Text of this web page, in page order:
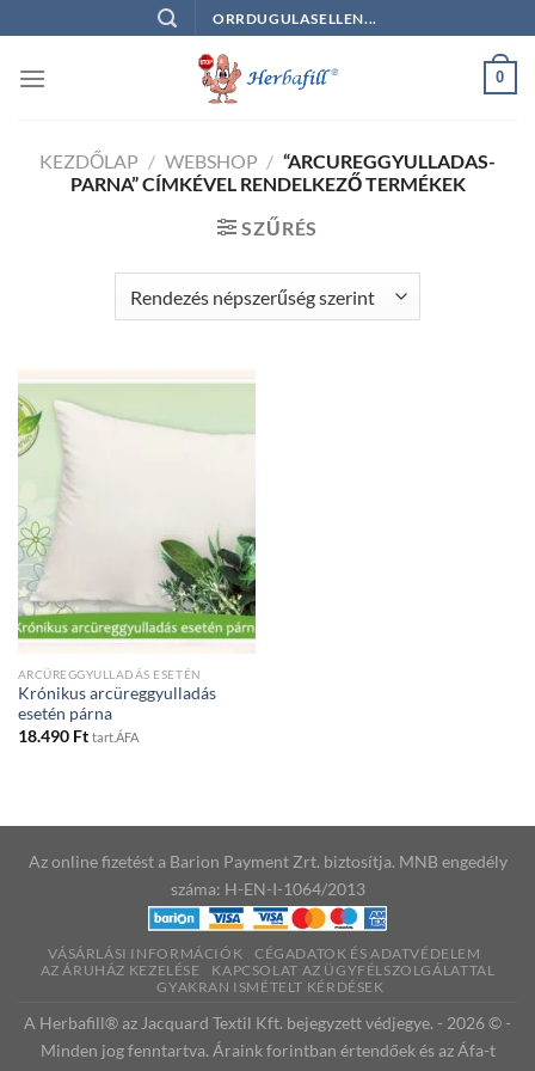
to
content
ORRDUGULASELLEN...
0
KEZDŐLAP / WEBSHOP / “ARCUREGGYULLADAS-
PARNA” CÍMKÉVEL RENDELKEZŐ TERMÉKEK
SZŰRÉS
ARCÜREGGYULLADÁS ESETÉN
Krónikus arcüreggyulladás
esetén párna
18.490 Ft tart.ÁFA
Az online fizetést a Barion Payment Zrt. biztosítja. MNB engedély
száma: H-EN-I-1064/2013
VÁSÁRLÁSI INFORMÁCIÓK
CÉGADATOK ÉS ADATVÉDELEM
AZ ÁRUHÁZ KEZELÉSE
KAPCSOLAT AZ ÜGYFÉLSZOLGÁLATTAL
GYAKRAN ISMÉTELT KÉRDÉSEK
A Herbafill® az Jacquard Textil Kft. bejegyzett védjegye. - 2026 © -
Minden jog fenntartva. Áraink forintban értendőek és az Áfa-t